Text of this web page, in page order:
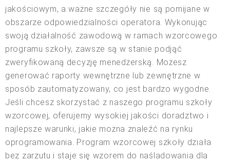
jakościowym, a ważne szczegóły nie są pomijane w
obszarze odpowiedzialności operatora. Wykonując
swoją działalność zawodową w ramach wzorcowego
programu szkoły, zawsze są w stanie podjąć
zweryfikowaną decyzję menedżerską. Możesz
generować raporty wewnętrzne lub zewnętrzne w
sposób zautomatyzowany, co jest bardzo wygodne.
Jeśli chcesz skorzystać z naszego programu szkoły
wzorcowej, oferujemy wysokiej jakości doradztwo i
najlepsze warunki, jakie można znaleźć na rynku
oprogramowania. Program wzorcowej szkoły działa
bez zarzutu i staje się wzorem do naśladowania dla